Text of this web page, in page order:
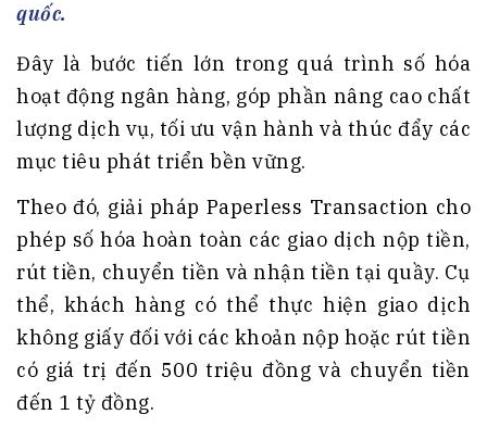
quốc.
Đây là bước tiến lớn trong quá trình số hóa
hoạt động ngân hàng, góp phần nâng cao chất
lượng dịch vụ, tối ưu vận hành và thúc đẩy các
mục tiêu phát triển bền vững.
Theo đó, giải pháp Paperless Transaction cho
phép số hóa hoàn toàn các giao dịch nộp tiền,
rút tiền, chuyển tiền và nhận tiền tại quầy. Cụ
thể, khách hàng có thể thực hiện giao dịch
không giấy đối với các khoản nộp hoặc rút tiền
có giá trị đến 500 triệu đồng và chuyển tiền
đến 1 tỷ đồng.